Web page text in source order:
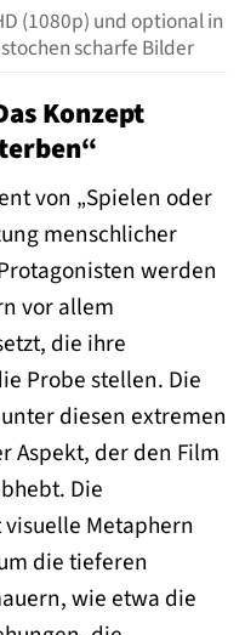
(1080p) und optional in
scharfe Bilder
Konzept
von „Spielen oder
menschlicher
werden
vor allem
die ihre
Probe stellen. Die
diesen extremen
Aspekt, der den Film
Die
Metaphern
die tieferen
wie etwa die